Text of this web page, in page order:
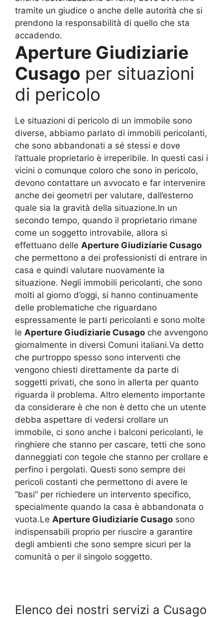
tramite un giudice o anche delle autorità che si
prendono la responsabilità di quello che sta
accadendo.
Aperture Giudiziarie
Cusago per situazioni
di pericolo
Le situazioni di pericolo di un immobile sono
diverse, abbiamo parlato di immobili pericolanti,
che sono abbandonati a sé stessi e dove
l’attuale proprietario è irreperibile. In questi casi i
vicini o comunque coloro che sono in pericolo,
devono contattare un avvocato e far intervenire
anche dei geometri per valutare, dall’esterno
quale sia la gravità della situazione.In un
secondo tempo, quando il proprietario rimane
come un soggetto introvabile, allora si
effettuano delle Aperture Giudiziarie Cusago
che permettono a dei professionisti di entrare in
casa e quindi valutare nuovamente la
situazione. Negli immobili pericolanti, che sono
molti al giorno d’oggi, si hanno continuamente
delle problematiche che riguardano
espressamente le parti pericolanti e sono molte
le Aperture Giudiziarie Cusago che avvengono
giornalmente in diversi Comuni italiani.Va detto
che purtroppo spesso sono interventi che
vengono chiesti direttamente da parte di
soggetti privati, che sono in allerta per quanto
riguarda il problema. Altro elemento importante
da considerare è che non è detto che un utente
debba aspettare di vedersi crollare un
immobile, ci sono anche i balconi pericolanti, le
ringhiere che stanno per cascare, tetti che sono
danneggiati con tegole che stanno per crollare e
perfino i pergolati. Questi sono sempre dei
pericoli costanti che permettono di avere le
“basi” per richiedere un intervento specifico,
specialmente quando la casa è abbandonata o
vuota.Le Aperture Giudiziarie Cusago sono
indispensabili proprio per riuscire a garantire
degli ambienti che sono sempre sicuri per la
comunità o per il singolo soggetto.
Elenco dei nostri servizi a Cusago